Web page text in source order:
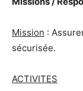
Mission :
sécurisée.
ACTIVITES